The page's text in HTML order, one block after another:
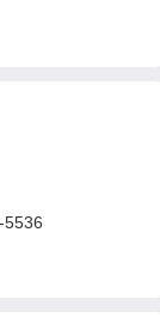
5536